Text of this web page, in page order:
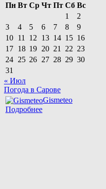
Пн Вт Ср Чт Пт Сб Вс
1
2
3
4 5 6 7 8
9
10 11 12 13 14 15 16
17 18 19 20 21 22 23
24 25 26 27 28 29 30
31
« Июл
Погода в Сарове
Gismeteo
Подробнее